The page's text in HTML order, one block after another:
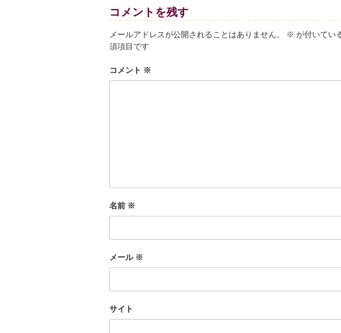
b
o
o
d
o
n
コメントを残す
メールアドレスが公開されることはありません。 ※ が付いてい
須項目です
コメント ※
名前 ※
メール ※
サイト